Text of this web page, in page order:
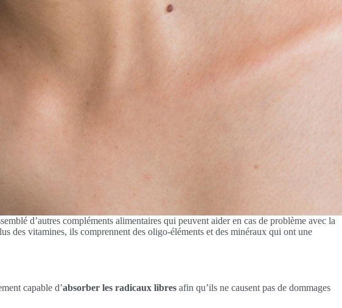
d’autres compléments alimentaires qui peuvent aider en cas de problème avec la
des vitamines, ils comprennent des oligo-éléments et des minéraux qui ont une
capable d’absorber les radicaux libres afin qu’ils ne causent pas de dommages